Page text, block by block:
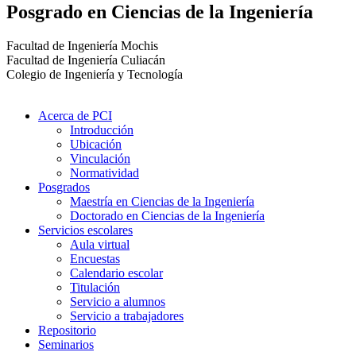
Posgrado en Ciencias de la Ingeniería
Facultad de Ingeniería Mochis
Facultad de Ingeniería Culiacán
Colegio de Ingeniería y Tecnología
Acerca de PCI
Introducción
Ubicación
Vinculación
Normatividad
Posgrados
Maestría en Ciencias de la Ingeniería
Doctorado en Ciencias de la Ingeniería
Servicios escolares
Aula virtual
Encuestas
Calendario escolar
Titulación
Servicio a alumnos
Servicio a trabajadores
Repositorio
Seminarios